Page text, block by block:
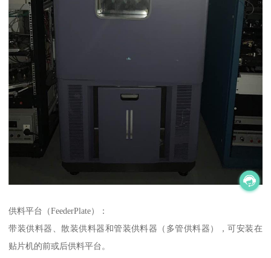
供料平台（FeederPlate）：
带装供料器、散装供料器和管装供料器（多管供料器），可安装在
贴片机的前或后供料平台。